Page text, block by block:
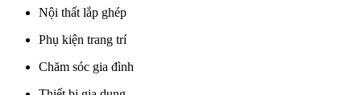
Nội thất lắp ghép
Phụ kiện trang trí
Chăm sóc gia đình